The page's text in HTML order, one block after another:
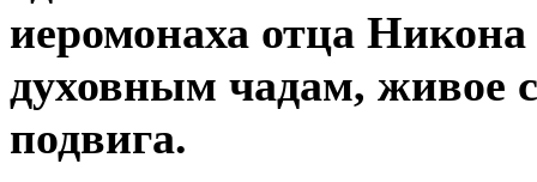
иеромонаха отца
духовным чадам, живое
подвига.